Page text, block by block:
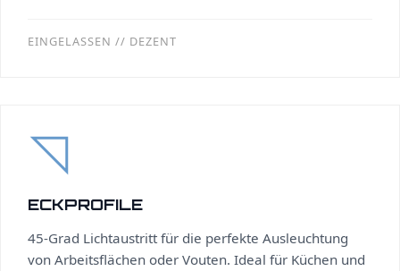
EINGELASSEN // DEZENT
ECKPROFILE
45-Grad Lichtaustritt für die perfekte Ausleuchtung
von Arbeitsflächen oder Vouten. Ideal für Küchen und